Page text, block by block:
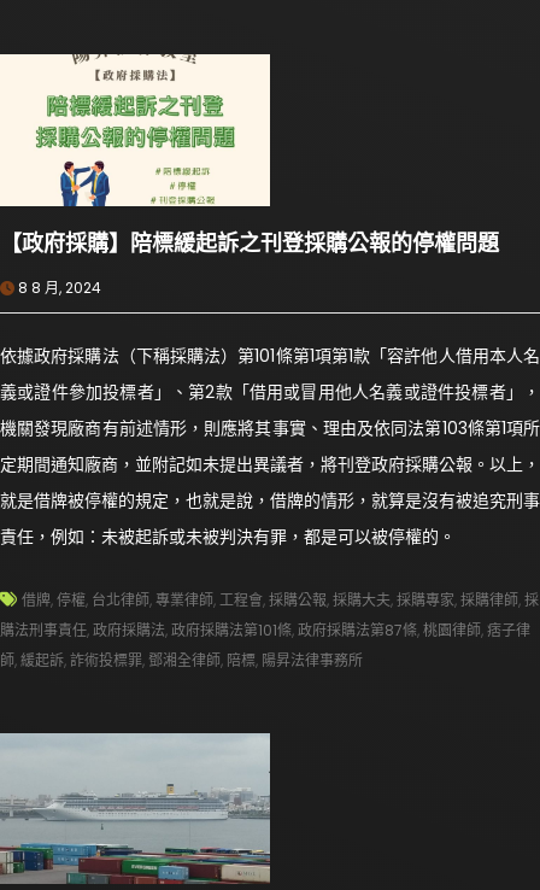
【政府採購】陪標緩起訴之刊登採購公報的停權問題
8 8 月, 2024
依據政府採購法（下稱採購法）第101條第1項第1款「容許他人借用本人名
義或證件參加投標者」、第2款「借用或冒用他人名義或證件投標者」，
機關發現廠商有前述情形，則應將其事實、理由及依同法第103條第1項所
定期間通知廠商，並附記如未提出異議者，將刊登政府採購公報。以上，
就是借牌被停權的規定，也就是說，借牌的情形，就算是沒有被追究刑事
責任，例如：未被起訴或未被判決有罪，都是可以被停權的。
借牌,停權, 台北律師,專業律師,工程會,採購公報,採購大夫,採購專家,採購律師,採
購法刑事責任,政府採購法,政府採購法第101條,政府採購法第87條,桃園律師,痞子律
師,緩起訴,詐術投標罪, 鄧湘全律師, 陪標, 陽昇法律事務所